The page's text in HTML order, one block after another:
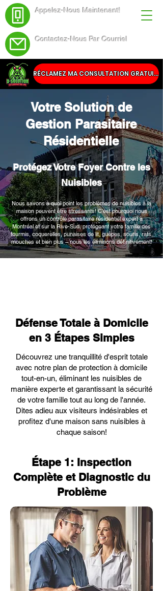
RÉCLAMEZ MA CONSULTATION GRATUITE
Appelez-Nous Maintenant!
Contactez-Nous Par Courriel
Votre Solution de
Gestion Parasitaire
Résidentielle
Protégez Votre Foyer Contre les
Nuisibles
Nous savons à quel point les problèmes de nuisibles à la
maison peuvent être stressants! C’est pourquoi nous
offrons un contrôle parasitaire résidentiel expert à
Montréal et sur la Rive-Sud, protégeant votre famille des
fourmis, coquerelles, punaises de lit, guêpes, souris, rats,
mouches et bien plus – nous les éliminons définitivement!
Défense Totale à Domicile
en 3 Étapes Simples
Découvrez une tranquillité d'esprit totale
avec notre plan de protection à domicile
tout-en-un, éliminant les nuisibles de
manière experte et garantissant la sécurité
de votre famille tout au long de l'année.
Dites adieu aux visiteurs indésirables et
profitez d'une maison sans nuisibles à
chaque saison!
Étape 1: Inspection
Complète et Diagnostic du
Problème